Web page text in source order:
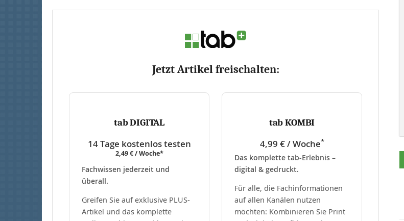
Jetzt Artikel freischalten:
tab DIGITAL
14 Tage kostenlos testen
2,49 € / Woche*
Fachwissen jederzeit und
überall.
Greifen Sie auf exklusive PLUS-
Artikel und das komplette
tab KOMBI
4,99 € / Woche*
Das komplette tab-Erlebnis –
digital & gedruckt.
Für alle, die Fachinformationen
auf allen Kanälen nutzen
möchten: Kombinieren Sie Print